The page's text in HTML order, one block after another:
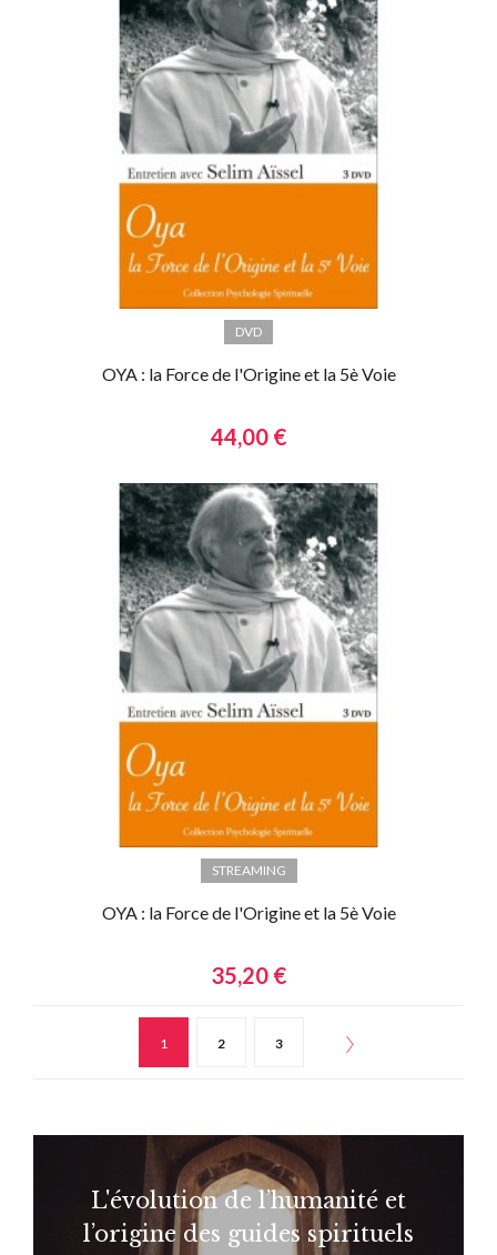
DVD
OYA : la Force de l'Origine et la 5è Voie
44,00 €
STREAMING
OYA : la Force de l'Origine et la 5è Voie
35,20 €
1 2 3
L'évolution de l’humanité et
l’origine des guides spirituels